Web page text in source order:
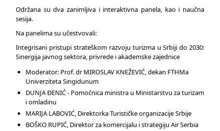
Održana su dva zanimljiva i interaktivna panela, kao i naučna
sesija.
Na panelima su učestvovali:
Integrisani pristupi strateškom razvoju turizma u Srbiji do 2030:
Sinergija javnog sektora, privrede i akademske zajednice
Moderator: Prof. dr MIROSLAV KNEŽEVIĆ, dekan FTHMa
Univerziteta Singidunum
DUNJA ĐENIĆ - Pomoćnica ministra u Ministarstvu za turizam
i omladinu
MARIJA LABOVIĆ, Direktorka Turističke organizacije Srbije
BOŠKO RUPIĆ, Direktor za komercijalu i strategiju Air Serbia